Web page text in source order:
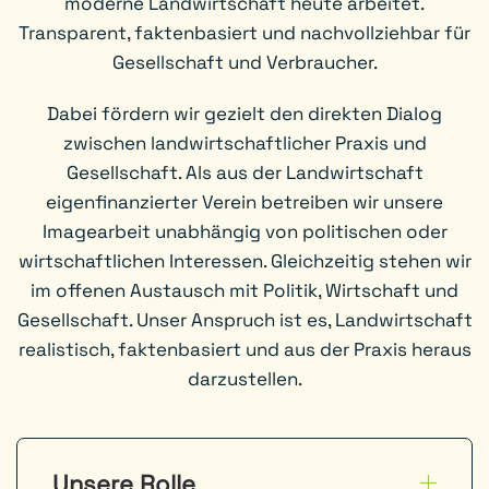
Transparent, faktenbasiert und nachvollziehbar für
Gesellschaft und Verbraucher.
Dabei fördern wir gezielt den direkten Dialog
zwischen landwirtschaftlicher Praxis und
Gesellschaft. Als aus der Landwirtschaft
eigenfinanzierter Verein betreiben wir unsere
Imagearbeit unabhängig von politischen oder
wirtschaftlichen Interessen. Gleichzeitig stehen wir
im offenen Austausch mit Politik, Wirtschaft und
Gesellschaft. Unser Anspruch ist es, Landwirtschaft
realistisch, faktenbasiert und aus der Praxis heraus
darzustellen.